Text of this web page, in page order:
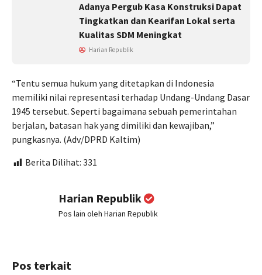
Adanya Pergub Kasa Konstruksi Dapat
Tingkatkan dan Kearifan Lokal serta
Kualitas SDM Meningkat
Harian Republik
“Tentu semua hukum yang ditetapkan di Indonesia
memiliki nilai representasi terhadap Undang-Undang Dasar
1945 tersebut. Seperti bagaimana sebuah pemerintahan
berjalan, batasan hak yang dimiliki dan kewajiban,”
pungkasnya. (Adv/DPRD Kaltim)
Berita Dilihat: 331
Harian Republik
Pos lain oleh Harian Republik
Pos terkait